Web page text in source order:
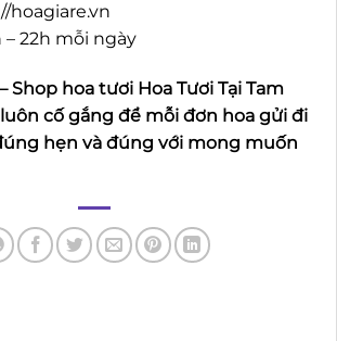
hoagiare.vn
22h mỗi ngày
Shop hoa tươi Hoa Tươi Tại Tam
cố gắng để mỗi đơn hoa gửi đi
hẹn và đúng với mong muốn